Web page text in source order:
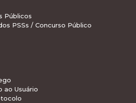
Públicos
PSSs / Concurso Público
ao Usuário